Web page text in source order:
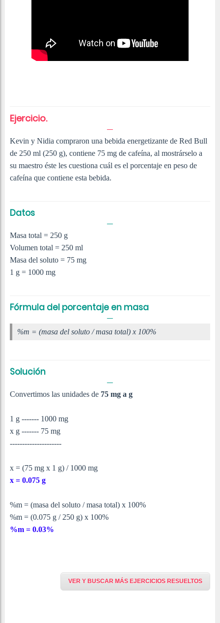
Ejercicio.
Kevin y Nidia compraron una bebida energetizante de Red Bull
de 250 ml (250 g), contiene 75 mg de cafeína, al mostrárselo a
su maestro éste les cuestiona cuál es el porcentaje en peso de
cafeína que contiene esta bebida.
Datos
Masa total = 250 g
Volumen total = 250 ml
Masa del soluto = 75 mg
1 g = 1000 mg
Fórmula del porcentaje en masa
%m = (masa del soluto / masa total) x 100%
Solución
Convertimos las unidades de 75 mg a g
1 g ------- 1000 mg
x g ------- 75 mg
---------------------
x = (75 mg x 1 g) / 1000 mg
x = 0.075 g
%m = (masa del soluto / masa total) x 100%
%m = (0.075 g / 250 g) x 100%
%m = 0.03%
VER Y BUSCAR MÁS EJERCICIOS RESUELTOS